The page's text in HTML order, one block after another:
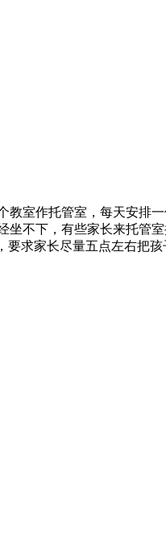
室作托管室，每天安排
不下，有些家长来托管
求家长尽量五点左右把